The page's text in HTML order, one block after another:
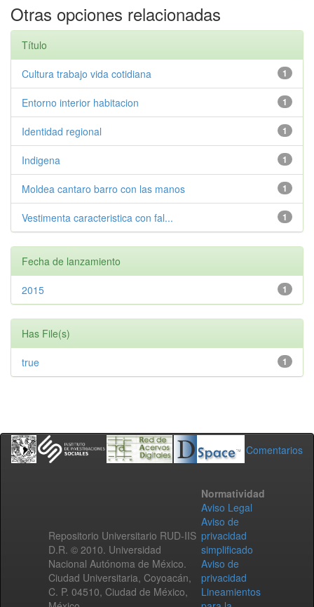
Otras opciones relacionadas
Título
1
Cultura trabajo vida cotidiana
1
Entorno interior habitacion
1
Identidad regional
1
Indigena
1
Moldea cantaro barro con las manos
1
Vestimenta caracteristica con fal...
Fecha de lanzamiento
1
2015
Has File(s)
1
true
Comentarios
Repositorio Universitario RUD-IIS
D.R. © 2010. Universidad
Nacional Autónoma de México.
Ciudad Universitaria, Coyoacán,
C. P. 04510, Ciudad de México,
Normatividad
Aviso Legal
Aviso de
privacidad
simplificado
Aviso de
privacidad
Lineamientos